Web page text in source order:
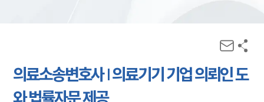
의료소송변호사 | 의료기기 기업 의뢰인 도
와 법률자문 제공